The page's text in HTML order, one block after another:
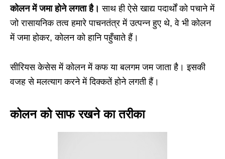
कोलन में जमा होने लगता है। साथ ही ऐसे खाद्य पदार्थों को पचाने में
जो रासायनिक तत्व हमारे पाचनतंत्र में उत्पन्न हुए थे, वे भी कोलन
में जमा होकर, कोलन को हानि पहुँचाते हैं।
सीरियस केसेस में कोलन में कफ या बलगम जम जाता है। इसकी
वजह से मलत्याग करने में दिक्कतें होने लगती हैं।
कोलन को साफ रखने का तरीका